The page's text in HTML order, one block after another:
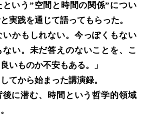
という”空間と時間の関係”につい
実践を通じて語ってもらった。
いかもしれない。今っぽくもない
ない。未だ答えのないことを、こ
いものか不安もある。」
てから始まった講演録。
に潜む、時間という哲学的領域